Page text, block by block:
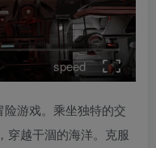
speed
险游戏。乘坐独特的交
穿越干涸的海洋。克服